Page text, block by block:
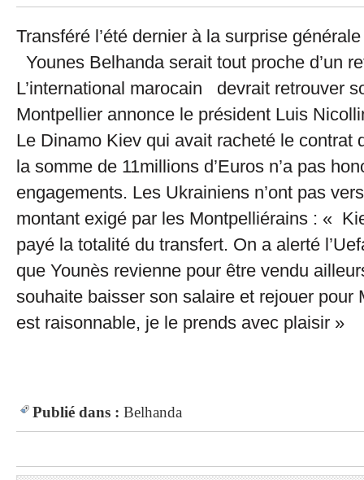
Transféré l’été dernier à la surprise
Younes Belhanda serait tout proche d’un
L’international marocain devrait retrouver
Montpellier annonce le président Luis
Le Dinamo Kiev qui avait racheté le contrat
la somme de 11millions d’Euros n’a pas
engagements. Les Ukrainiens n’ont pas
montant exigé par les Montpelliérains : «
payé la totalité du transfert. On a alerté
que Younès revienne pour être vendu
souhaite baisser son salaire et rejouer pour
est raisonnable, je le prends avec plaisir »
Publié dans : Belhanda